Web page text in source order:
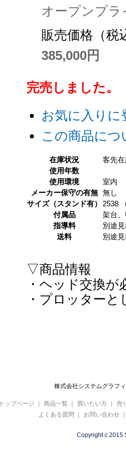
オープンプラ
販売価格（税
385,000円
完売しました。
お気に入りに
この商品に
在庫状況
客先
使用年数
使用環境
室内
メーカー保守の有無 無し
サイズ（スタンド有）
2538
付属品
架台
指導料
別途
送料
別途
▽商品情報
・ヘッド交換が
・プロッター
株式会社システムグラ
トップページ 商品一覧 買いたい方
売
よくある質問
お問い合わせ
Copyright c 2015